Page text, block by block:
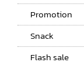
Promotion
Snack
Flash sale